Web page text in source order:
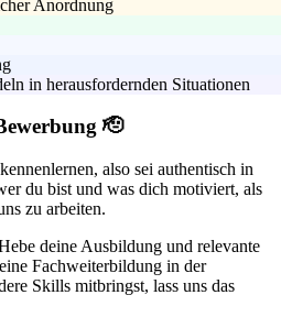
Anordnung
in herausfordernden Situationen
🫡
also sei authentisch in
du bist und was dich motiviert, als
zu arbeiten.
deine Ausbildung und relevante
Fachweiterbildung in der
Skills mitbringst, lass uns das